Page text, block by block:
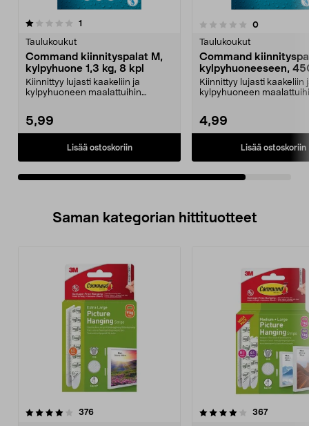
1
Taulukoukut
Command kiinnityspalat M,
kylpyhuone 1,3 kg, 8 kpl
Kiinnittyy lujasti kaakeliin ja
kylpyhuoneen maalattuihin
5,99
Lisää ostoskoriin
0.0 viidestä
0arvostelut
Taulukoukut
Command
kylpyhuoneeseen,
kpl
Kiinnittyy lujasti kaakeliin
kylpyhuoneen
4,99
Lisää ostoskoriin
Saman kategorian hittituotteet
376arvostelut
4.0 viidestä
367arvostelut
4.0 viidestä